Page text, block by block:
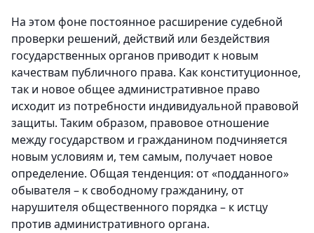
На этом фоне постоянное расширение судебной
проверки решений, действий или бездействия
государственных органов приводит к новым
качествам публичного права. Как конституционное,
так и новое общее административное право
исходит из потребности индивидуальной правовой
защиты. Таким образом, правовое отношение
между государством и гражданином подчиняется
новым условиям и, тем самым, получает новое
определение. Общая тенденция: от «подданного»
обывателя – к свободному гражданину, от
нарушителя общественного порядка – к истцу
против административного органа.